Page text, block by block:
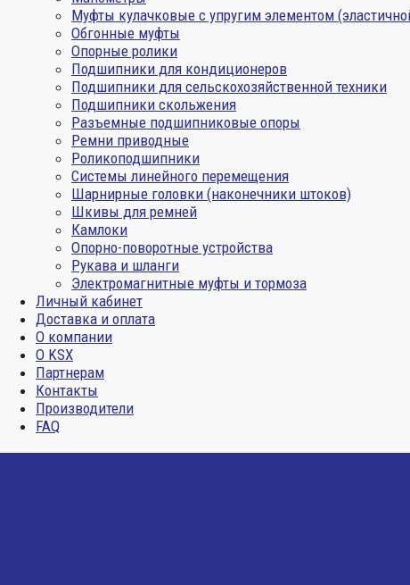
Муфты кулачковые с упругим элементом
Обгонные муфты
Опорные ролики
Подшипники для кондиционеров
Подшипники для сельскохозяйственной техники
Подшипники скольжения
Разъемные подшипниковые опоры
Ремни приводные
Роликоподшипники
Системы линейного перемещения
Шарнирные головки (наконечники штоков)
Шкивы для ремней
Камлоки
Опорно-поворотные устройства
Рукава и шланги
Электромагнитные муфты и тормоза
Личный кабинет
Доставка и оплата
О компании
О KSX
Партнерам
Контакты
Производители
FAQ